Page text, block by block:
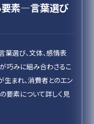
要素—言葉選び
葉選び、文体、感情表
巧みに組み合わさるこ
生まれ、消費者とのエン
要素について詳しく見